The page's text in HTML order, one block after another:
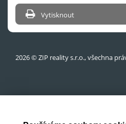
Vytisknout
2026 © ZIP reality s.r.o., všechna